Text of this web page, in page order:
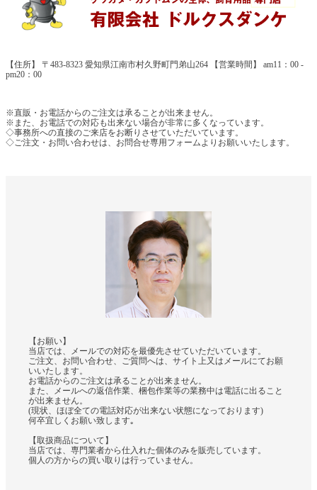
【住所】 〒483-8323 愛知県江南市村久野町門弟山264 【営業時間】 am11：00 -
pm20：00
※直販・お電話からのご注文は承ることが出来ません。
※また、お電話での対応も出来ない場合が非常に多くなっています。
◇事務所への直接のご来店をお断りさせていただいています。
◇ご注文・お問い合わせは、お問合せ専用フォームよりお願いいたします。
【お願い】
当店では、メールでの対応を最優先させていただいています。
ご注文、お問い合わせ、ご質問へは、サイト上又はメールにてお願
いいたします。
お電話からのご注文は承ることが出来ません。
また、メールへの返信作業、梱包作業等の業務中は電話に出ること
が出来ません。
(現状、ほぼ全ての電話対応が出来ない状態になっております)
何卒宜しくお願い致します｡
【取扱商品について】
当店では、専門業者から仕入れた個体のみを販売しています。
個人の方からの買い取りは行っていません。